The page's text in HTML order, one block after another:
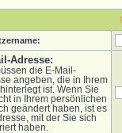
Adresse:
die E-Mail-
angeben, die in Ihrem
ist. Wenn Sie
in Ihrem persönlichen
geändert haben, ist es
mit der Sie sich
haben.